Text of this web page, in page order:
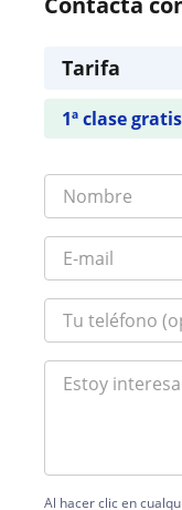
Tarifa
1ª clase gratis
Al hacer clic en